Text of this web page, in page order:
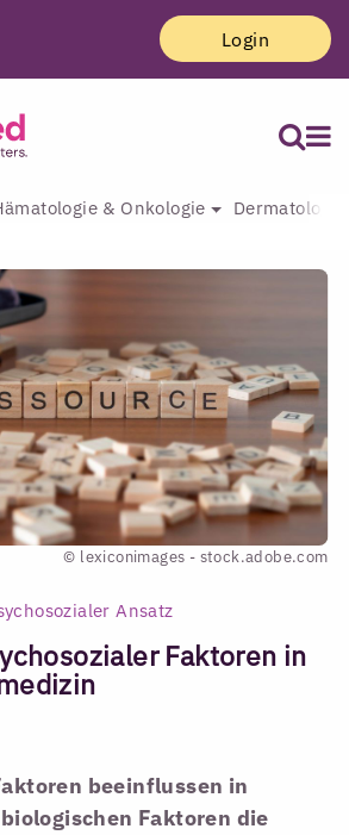
Login
& Onkologie
© lexiconimages - stock.adobe.com
Ansatz
Faktoren in
beeinflussen in
Faktoren die